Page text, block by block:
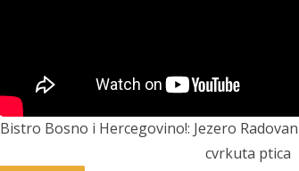
Bistro Bosno i Hercegovino!: Jezero
cvrkuta ptica